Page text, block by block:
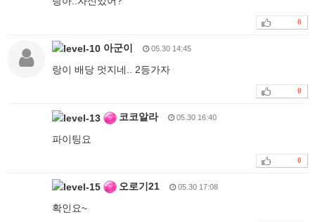
0
아군이 05.30 14:45
랑이 배당 멋지네.. 2등가자
0
코코알라 05.30 16:40
파이팅요
0
오로기21 05.30 17:08
확인요~